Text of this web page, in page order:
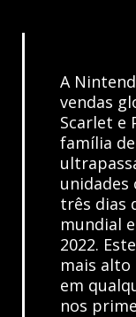
A
vendas
Scarlet e
família
unidades
três dias
mundial
2022.
mais
em
nos